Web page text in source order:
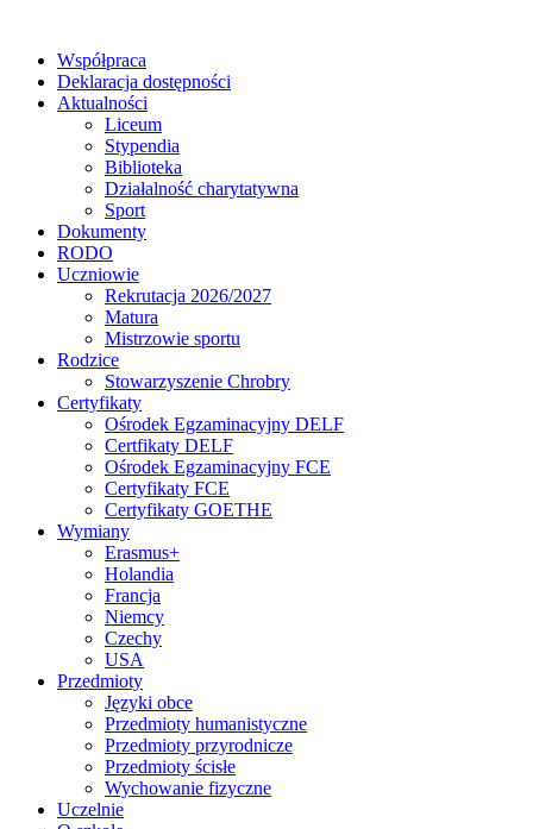
Współpraca
Deklaracja dostępności
Aktualności
Liceum
Stypendia
Biblioteka
Działalność charytatywna
Sport
Dokumenty
RODO
Uczniowie
Rekrutacja 2026/2027
Matura
Mistrzowie sportu
Rodzice
Stowarzyszenie Chrobry
Certyfikaty
Ośrodek Egzaminacyjny DELF
Certfikaty DELF
Ośrodek Egzaminacyjny FCE
Certyfikaty FCE
Certyfikaty GOETHE
Wymiany
Erasmus+
Holandia
Francja
Niemcy
Czechy
USA
Przedmioty
Języki obce
Przedmioty humanistyczne
Przedmioty przyrodnicze
Przedmioty ścisłe
Wychowanie fizyczne
Uczelnie